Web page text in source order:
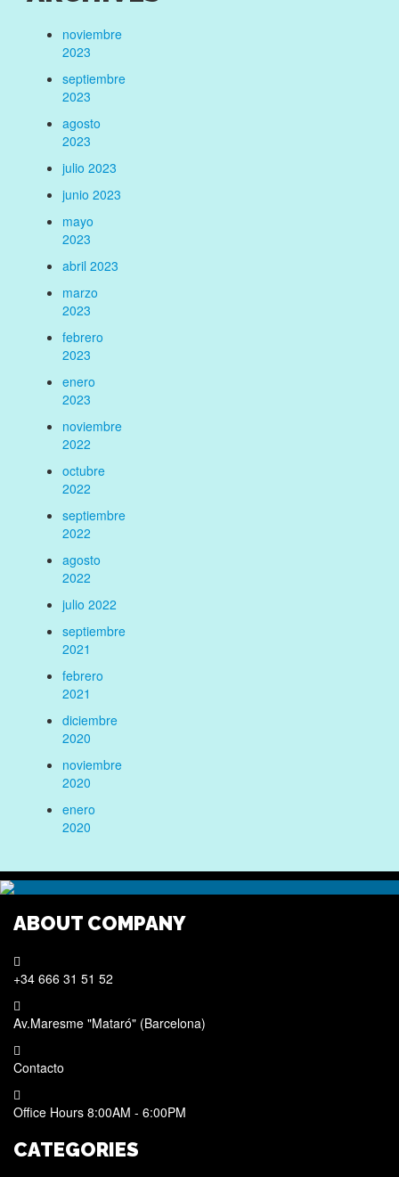
noviembre
2023
septiembre
2023
agosto
2023
julio 2023
junio 2023
mayo
2023
abril 2023
marzo
2023
febrero
2023
enero
2023
noviembre
2022
octubre
2022
septiembre
2022
agosto
2022
julio 2022
septiembre
2021
febrero
2021
diciembre
2020
noviembre
2020
enero
2020
ABOUT COMPANY
+34 666 31 51 52
Av.Maresme "Mataró" (Barcelona)
Contacto
Office Hours 8:00AM - 6:00PM
CATEGORIES